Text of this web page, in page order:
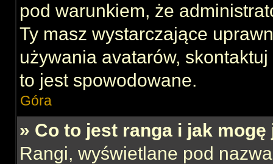
pod warunkiem, że
Ty masz wystarczające
używania avatarów,
to jest spowodowane.
Góra
» Co to jest ranga i jak mogę
Rangi, wyświetlane pod